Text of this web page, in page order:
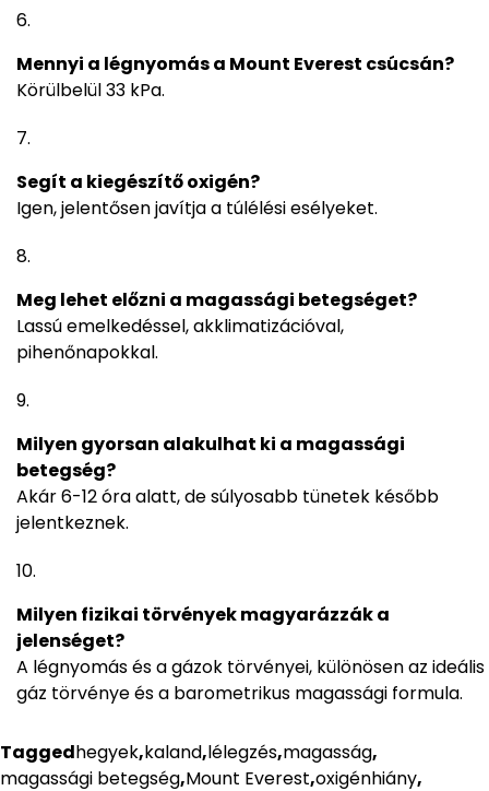
Mennyi a légnyomás a Mount Everest csúcsán?
Körülbelül 33 kPa.
Segít a kiegészítő oxigén?
Igen, jelentősen javítja a túlélési esélyeket.
Meg lehet előzni a magassági betegséget?
Lassú emelkedéssel, akklimatizációval,
pihenőnapokkal.
Milyen gyorsan alakulhat ki a magassági
betegség?
Akár 6-12 óra alatt, de súlyosabb tünetek később
jelentkeznek.
Milyen fizikai törvények magyarázzák a
jelenséget?
A légnyomás és a gázok törvényei, különösen az ideális
gáz törvénye és a barometrikus magassági formula.
Taggedhegyek,kaland,lélegzés,magasság,
magassági betegség,Mount Everest,oxigénhiány,